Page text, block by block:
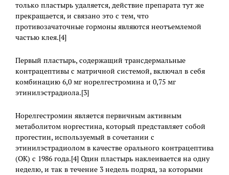
только пластырь удаляется, действие препарата тут же
прекращается, и связано это с тем, что
противозачаточные гормоны являются неотъемлемой
частью клея.[4]
Первый пластырь, содержащий трансдермальные
контрацептивы с матричной системой, включал в себя
комбинацию 6,0 мг норелгестромина и 0,75 мг
этинилэстрадиола.[3]
Норелгестромин является первичным активным
метаболитом норгестина, который представляет собой
прогестин, используемый в сочетании с
этинилэстрадиолом в качестве орального контрацептива
(ОК) с 1986 года.[4] Один пластырь наклеивается на одну
неделю, и так в течение 3 недель подряд, за которыми